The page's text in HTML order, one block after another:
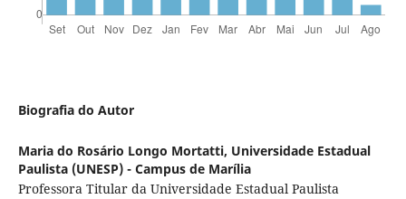
Biografia do Autor
Maria do Rosário Longo Mortatti, Universidade Estadual
Paulista (UNESP) - Campus de Marília
Professora Titular da Universidade Estadual Paulista